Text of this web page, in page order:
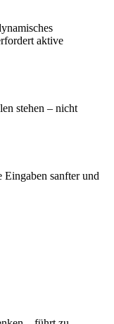
aktive
stehen – nicht
Eingaben sanfter und